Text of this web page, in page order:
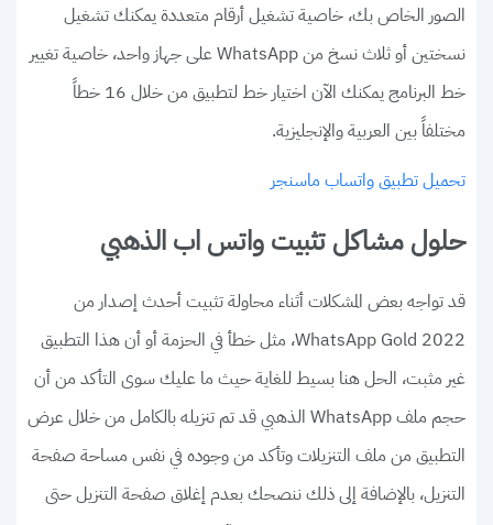
الصور الخاص بك، خاصية تشغيل أرقام متعددة يمكنك تشغيل
نسختين أو ثلاث نسخ من WhatsApp على جهاز واحد، خاصية تغيير
خط البرنامج يمكنك الآن اختيار خط لتطبيق من خلال 16 خطاً
مختلفاً بين العربية والإنجليزية.
تحميل تطبيق واتساب ماسنجر
حلول مشاكل تثبيت واتس اب الذهبي
قد تواجه بعض المشكلات أثناء محاولة تثبيت أحدث إصدار من
WhatsApp Gold 2022، مثل خطأ في الحزمة أو أن هذا التطبيق
غير مثبت، الحل هنا بسيط للغاية حيث ما عليك سوى التأكد من أن
حجم ملف WhatsApp الذهبي قد تم تنزيله بالكامل من خلال عرض
التطبيق من ملف التنزيلات وتأكد من وجوده في نفس مساحة صفحة
التنزيل، بالإضافة إلى ذلك ننصحك بعدم إغلاق صفحة التنزيل حتى